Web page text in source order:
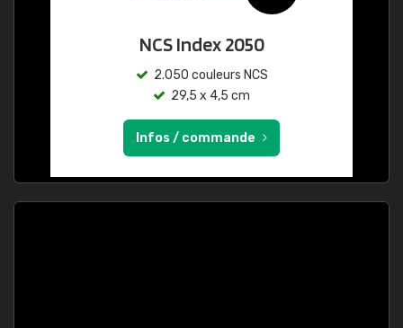
NCS Index 2050
2.050 couleurs NCS
29,5 x 4,5 cm
Infos / commande